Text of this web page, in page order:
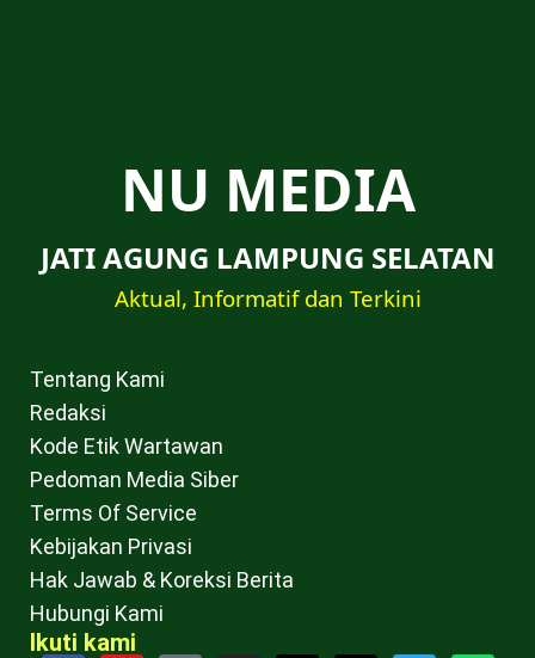
NU MEDIA
JATI AGUNG LAMPUNG SELATAN
Aktual, Informatif dan Terkini
Tentang Kami
Redaksi
Kode Etik Wartawan
Pedoman Media Siber
Terms Of Service
Kebijakan Privasi
Hak Jawab & Koreksi Berita
Hubungi Kami
Ikuti kami